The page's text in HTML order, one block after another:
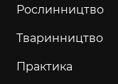
Рослинництво
Тваринництво
Практика